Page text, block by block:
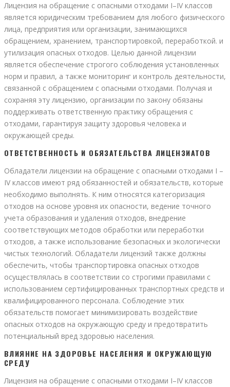
Лицензия на обращение с опасными отходами I–IV классов
является юридическим требованием для любого физического
лица, предприятия или организации, занимающихся
обращением, хранением, транспортировкой, переработкой. и
утилизация опасных отходов. Целью данной лицензии
является обеспечение строгого соблюдения установленных
норм и правил, а также мониторинг и контроль деятельности,
связанной с обращением с опасными отходами. Получая и
сохраняя эту лицензию, организации по закону обязаны
поддерживать ответственную практику обращения с
отходами, гарантируя защиту здоровья человека и
окружающей среды.
ОТВЕТСТВЕННОСТЬ И ОБЯЗАТЕЛЬСТВА ЛИЦЕНЗИАТОВ
Обладатели лицензии на обращение с опасными отходами I –
IV классов имеют ряд обязанностей и обязательств, которые
необходимо выполнять. К ним относятся категоризация
отходов на основе уровня их опасности, ведение точного
учета образования и удаления отходов, внедрение
соответствующих методов обработки или переработки
отходов, а также использование безопасных и экологически
чистых технологий. Обладатели лицензий также должны
обеспечить, чтобы транспортировка опасных отходов
осуществлялась в соответствии со строгими правилами с
использованием сертифицированных транспортных средств и
квалифицированного персонала. Соблюдение этих
обязательств помогает минимизировать воздействие
опасных отходов на окружающую среду и предотвратить
потенциальный вред здоровью населения.
ВЛИЯНИЕ НА ЗДОРОВЬЕ НАСЕЛЕНИЯ И ОКРУЖАЮЩУЮ
СРЕДУ
Лицензия на обращение с опасными отходами I–IV классов